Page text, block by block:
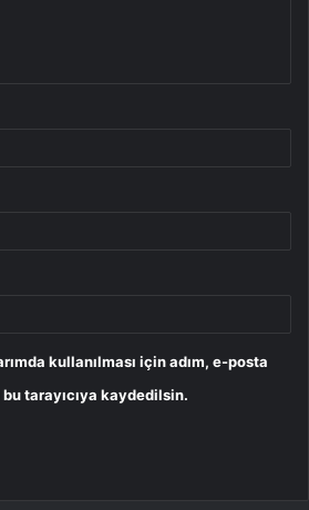
kullanılması için adım, e-posta
tarayıcıya kaydedilsin.